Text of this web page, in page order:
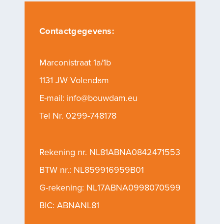
Contactgegevens:
Marconistraat 1a/1b
1131 JW Volendam
E-mail: info@bouwdam.eu
Tel Nr. 0299-748178
Rekening nr. NL81ABNA0842471553
BTW nr.: NL859916959B01
G-rekening: NL17ABNA0998070599
BIC: ABNANL81